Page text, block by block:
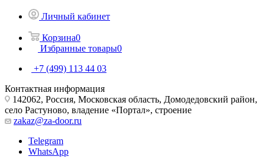
Личный кабинет
Корзина0
Избранные товары0
+7 (499) 113 44 03
Контактная информация
142062, Россия, Московская область, Домодедовский район,
село Растуново, владение «Портал», строение
zakaz@za-door.ru
Telegram
WhatsApp